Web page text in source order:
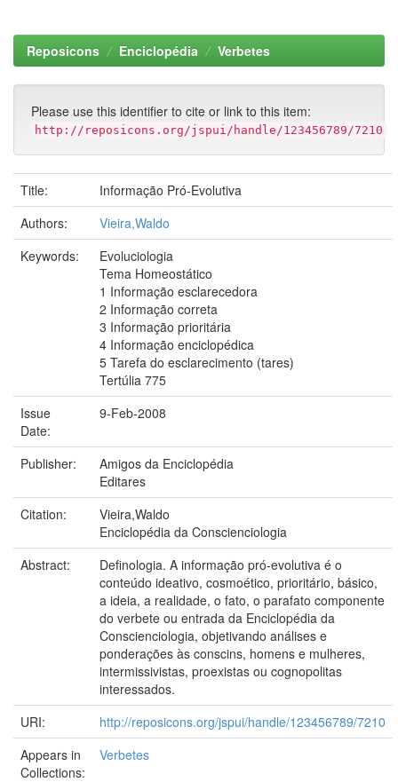
Reposicons Enciclopédia Verbetes
Please use this identifier to cite or link to this item:
http://reposicons.org/jspui/handle/123456789/7210
Title:
Informação Pró-Evolutiva
Authors:
Vieira,Waldo
Keywords:
Evoluciologia
Tema Homeostático
1 Informação esclarecedora
2 Informação correta
3 Informação prioritária
4 Informação enciclopédica
5 Tarefa do esclarecimento (tares)
Tertúlia 775
Issue
Date:
9-Feb-2008
Publisher:
Amigos da Enciclopédia
Editares
Citation:
Vieira,Waldo
Enciclopédia da Conscienciologia
Abstract:
Definologia. A informação pró-evolutiva é o
conteúdo ideativo, cosmoético, prioritário, básico,
a ideia, a realidade, o fato, o parafato componente
do verbete ou entrada da Enciclopédia da
Conscienciologia, objetivando análises e
ponderações às conscins, homens e mulheres,
intermissivistas, proexistas ou cognopolitas
interessados.
URI:
http://reposicons.org/jspui/handle/123456789/7210
Appears in
Collections:
Verbetes